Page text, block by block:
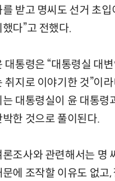
를 받고 명씨도 선거 초
했다”고 전했다.
대통령은 “대통령실 대
취지로 이야기한 것”이
는 대통령실이 윤 대통령
박한 것으로 풀이된다.
론조사와 관련해서는 명
문에 조작할 이유도 없고